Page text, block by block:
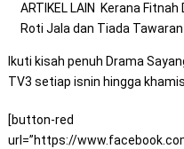
ARTIKEL LAIN
Kerana Fitnah
Roti Jala dan Tiada
Ikuti kisah penuh Drama
TV3 setiap isnin hingga
[button-red
url=”https://